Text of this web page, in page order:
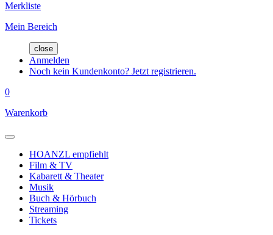
Merkliste
Mein Bereich
close
Anmelden
Noch kein Kundenkonto? Jetzt registrieren.
0
Warenkorb
HOANZL empfiehlt
Film & TV
Kabarett & Theater
Musik
Buch & Hörbuch
Streaming
Tickets